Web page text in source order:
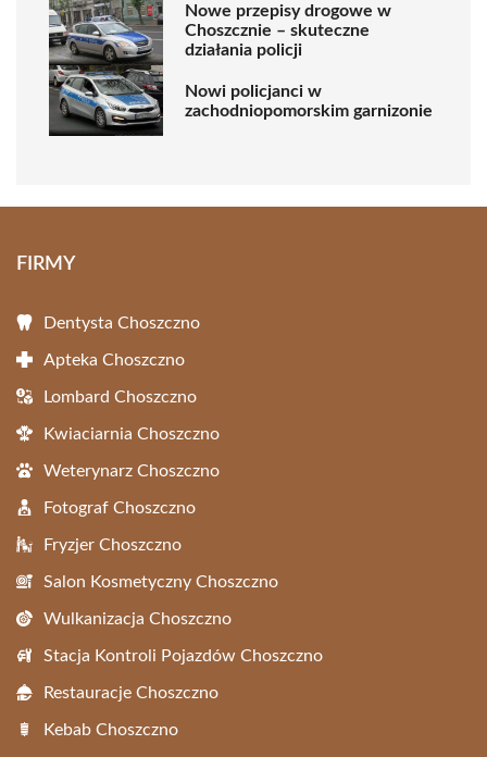
Nowe przepisy drogowe w
Choszcznie – skuteczne
działania policji
Nowi policjanci w
zachodniopomorskim garnizonie
FIRMY
Dentysta Choszczno
Apteka Choszczno
Lombard Choszczno
Kwiaciarnia Choszczno
Weterynarz Choszczno
Fotograf Choszczno
Fryzjer Choszczno
Salon Kosmetyczny Choszczno
Wulkanizacja Choszczno
Stacja Kontroli Pojazdów Choszczno
Restauracje Choszczno
Kebab Choszczno